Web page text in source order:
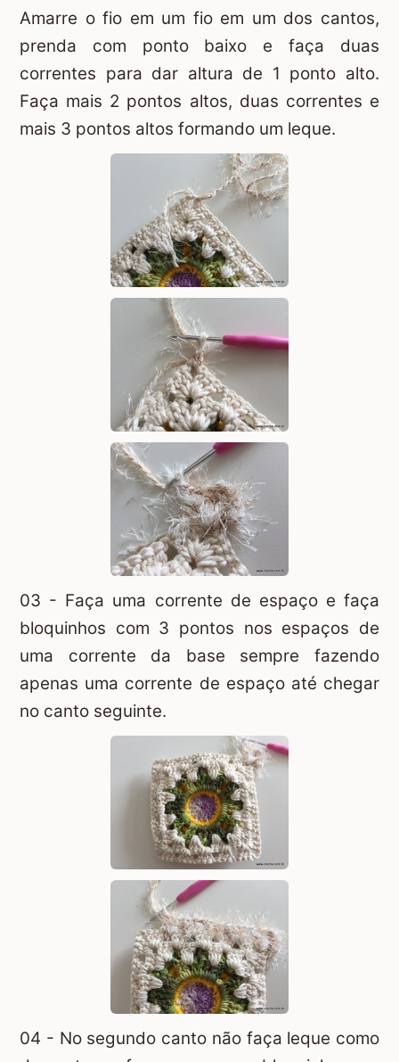
Amarre o fio em um fio em um dos cantos,
prenda com ponto baixo e faça duas
correntes para dar altura de 1 ponto alto.
Faça mais 2 pontos altos, duas correntes e
mais 3 pontos altos formando um leque.
03 - Faça uma corrente de espaço e faça
bloquinhos com 3 pontos nos espaços de
uma corrente da base sempre fazendo
apenas uma corrente de espaço até chegar
no canto seguinte.
04 - No segundo canto não faça leque como